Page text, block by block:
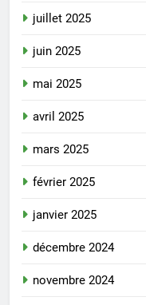
juillet 2025
juin 2025
mai 2025
avril 2025
mars 2025
février 2025
janvier 2025
décembre 2024
novembre 2024